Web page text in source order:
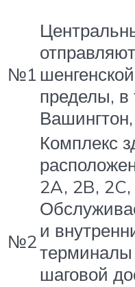
№1
пределы, в
№2
Комплекс
2A, 2B, 2C,
и
шаговой